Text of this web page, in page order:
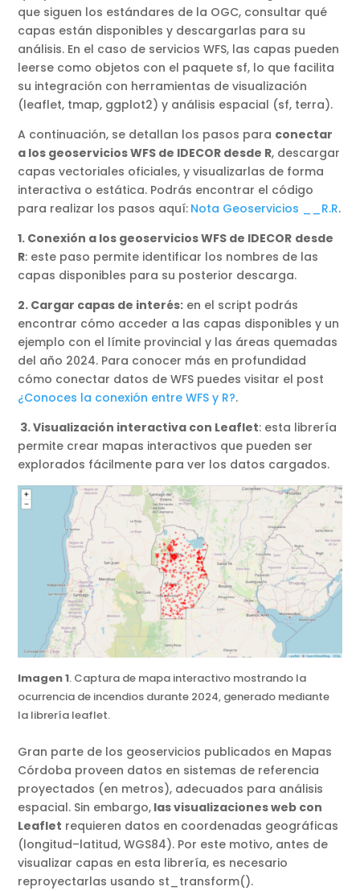
que siguen los estándares de la OGC, consultar qué
capas están disponibles y descargarlas para su
análisis. En el caso de servicios WFS, las capas pueden
leerse como objetos con el paquete sf, lo que facilita
su integración con herramientas de visualización
(leaflet, tmap, ggplot2) y análisis espacial (sf, terra).
A continuación, se detallan los pasos para conectar
a los geoservicios WFS de IDECOR desde R, descargar
capas vectoriales oficiales, y visualizarlas de forma
interactiva o estática. Podrás encontrar el código
para realizar los pasos aquí: Nota Geoservicios __R.R.
1. Conexión a los geoservicios WFS de IDECOR desde
R: este paso permite identificar los nombres de las
capas disponibles para su posterior descarga.
2. Cargar capas de interés: en el script podrás
encontrar cómo acceder a las capas disponibles y un
ejemplo con el límite provincial y las áreas quemadas
del año 2024. Para conocer más en profundidad
cómo conectar datos de WFS puedes visitar el post
¿Conoces la conexión entre WFS y R?.
3. Visualización interactiva con Leaflet: esta librería
permite crear mapas interactivos que pueden ser
explorados fácilmente para ver los datos cargados.
Imagen 1. Captura de mapa interactivo mostrando la
ocurrencia de incendios durante 2024, generado mediante
la librería leaflet.
Gran parte de los geoservicios publicados en Mapas
Córdoba proveen datos en sistemas de referencia
proyectados (en metros), adecuados para análisis
espacial. Sin embargo, las visualizaciones web con
Leaflet requieren datos en coordenadas geográficas
(longitud–latitud, WGS84). Por este motivo, antes de
visualizar capas en esta librería, es necesario
reproyectarlas usando st_transform().